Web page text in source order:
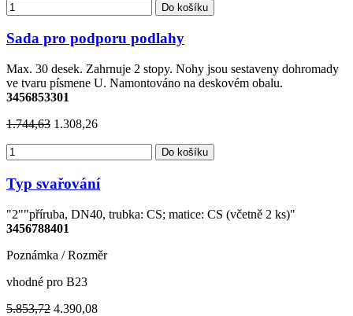
Do košíku
Sada pro podporu podlahy
Max. 30 desek. Zahrnuje 2 stopy. Nohy jsou sestaveny dohromady
ve tvaru písmene U. Namontováno na deskovém obalu.
3456853301
1.744,63 1.308,26
Do košíku
Typ svařování
"2""příruba, DN40, trubka: CS; matice: CS (včetně 2 ks)"
3456788401
Poznámka / Rozměr
vhodné pro B23
5.853,72 4.390,08